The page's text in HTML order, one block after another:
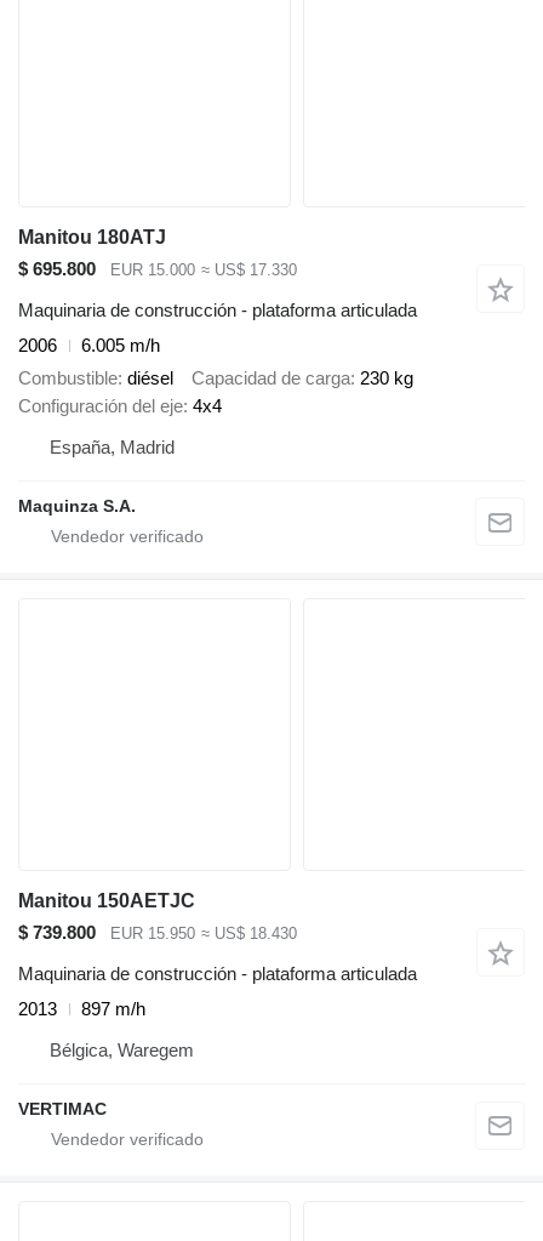
Manitou 180ATJ
$ 695.800
EUR 15.000 ≈ US$ 17.330
Maquinaria de construcción - plataforma articulada
2006
6.005 m/h
Combustible diésel Capacidad de carga 230 kg
Configuración del eje 4x4
España, Madrid
Maquinza S.A.
Manitou 150AETJC
$ 739.800
EUR 15.950 ≈ US$ 18.430
Maquinaria de construcción - plataforma articulada
2013
897 m/h
Bélgica, Waregem
VERTIMAC